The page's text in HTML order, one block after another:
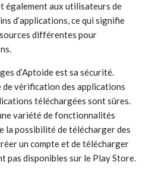
également aux utilisateurs de
d’applications, ce qui signifie
différentes pour
d’Aptoide est sa sécurité.
vérification des applications
téléchargées sont sûres.
variété de fonctionnalités
la possibilité de télécharger des
un compte et de télécharger
pas disponibles sur le Play Store.